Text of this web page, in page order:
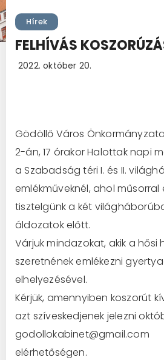
Hírek
FELHÍVÁS
2022. október 20.
Gödöllő Város
2-án, 17 órakor Halottak napi
a Szabadság téri I. és II.
emlékműveknél, ahol műsorral
tisztelgünk a két
áldozatok előtt.
Várjuk mindazokat, akik a hősi
szeretnének emlékezni
elhelyezésével.
Kérjük, amennyiben koszorút
azt szíveskedjenek jelezni
godollokabinet@gmail.com
elérhetőségen.